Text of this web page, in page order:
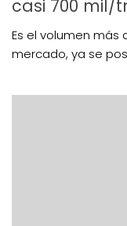
casi 700 mil/
Es el volumen más
mercado, ya se